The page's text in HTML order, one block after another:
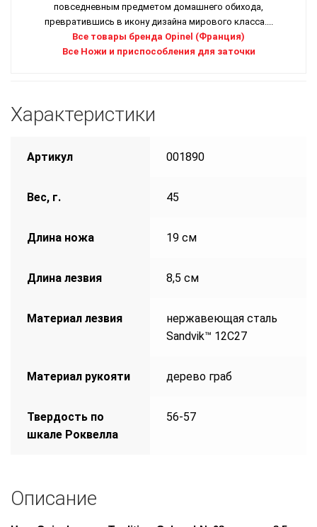
повседневным предметом домашнего обихода,
превратившись в икону дизайна мирового класса....
Все товары бренда Opinel (Франция)
Все Ножи и приспособления для заточки
Характеристики
Артикул 001890
Вес, г. 45
Длина ножа 19 см
Длина лезвия 8,5 см
Материал лезвия
нержавеющая сталь
Sandvik™ 12С27
Материал рукояти дерево граб
Твердость по
шкале Роквелла
56-57
Описание